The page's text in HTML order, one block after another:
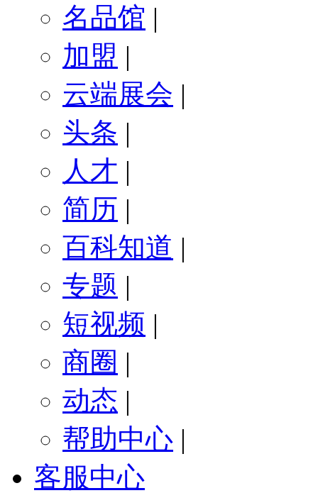
名品馆 |
加盟 |
云端展会 |
头条 |
人才 |
简历 |
百科知道 |
专题 |
短视频 |
商圈 |
动态 |
帮助中心 |
客服中心